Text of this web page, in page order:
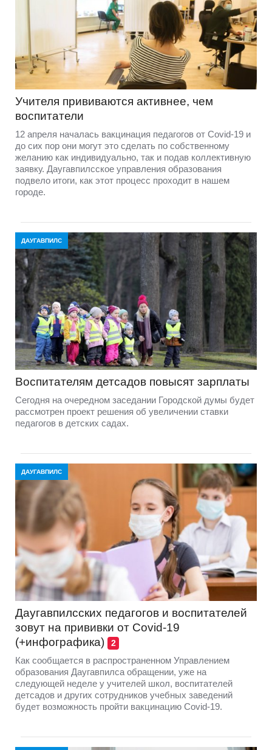
Учителя прививаются активнее, чем
воспитатели
12 апреля началась вакцинация педагогов от Covid-19 и
до сих пор они могут это сделать по собственному
желанию как индивидуально, так и подав коллективную
заявку. Даугавпилсское управления образования
подвело итоги, как этот процесс проходит в нашем
городе.
ДАУГАВПИЛС
Воспитателям детсадов повысят зарплаты
Сегодня на очередном заседании Городской думы будет
рассмотрен проект решения об увеличении ставки
педагогов в детских садах.
ДАУГАВПИЛС
Даугавпилсских педагогов и воспитателей
зовут на прививки от Covid-19
(+инфографика)
2
Как сообщается в распространенном Управлением
образования Даугавпилса обращении, уже на
следующей неделе у учителей школ, воспитателей
детсадов и других сотрудников учебных заведений
будет возможность пройти вакцинацию Covid-19.